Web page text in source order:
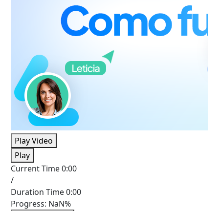
Play Video
Play
Current Time0:00
/
Duration Time0:00
Progress: NaN%